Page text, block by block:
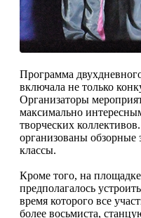
Программа
включала не только
Организаторы
мак­симально
творческих
организованы
классы.
Кроме того, на
предполагалось
время которого все
более восьмиста,